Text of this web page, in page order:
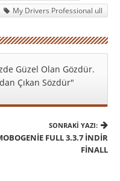
My Drivers Professional ull
Güzel Olan Gözdür.
Çıkan Sözdür"
SONRAKI YAZI:
FULL 3.3.7 İNDIR
FINALL